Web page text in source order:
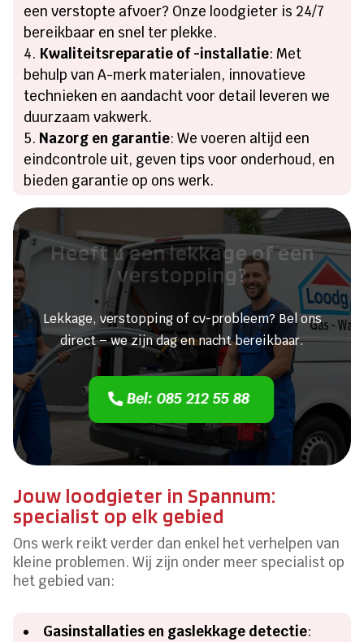
een verstopte afvoer? Onze loodgieter is 24/7
bereikbaar en snel ter plekke.
Kwaliteitsreparatie of -installatie: Met
behulp van A-merk materialen, innovatieve
technieken en aandacht voor detail leveren we
duurzaam vakwerk.
Nazorg en garantie: We voeren altijd een
eindcontrole uit, geven tips voor onderhoud, en
bieden garantie op ons werk.
Heeft u een lekkage of een
verstopping?
Lekkage, verstopping of cv-probleem? Bel ons
direct – we zijn dag en nacht bereikbaar.
Bel: 085 212 55 88
Jouw loodgieter in Spannum:
specialist op elk gebied
Ons werk reikt verder dan enkel het verhelpen van
kleine problemen. Wij zijn onder meer specialist op
het gebied van:
Gasinstallaties en gaslekkage detectie: